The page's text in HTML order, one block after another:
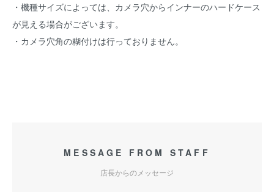
・機種サイズによっては、カメラ穴からインナーのハードケース
が見える場合がございます。
・カメラ穴角の糊付けは行っておりません。
MESSAGE FROM STAFF
店長からのメッセージ